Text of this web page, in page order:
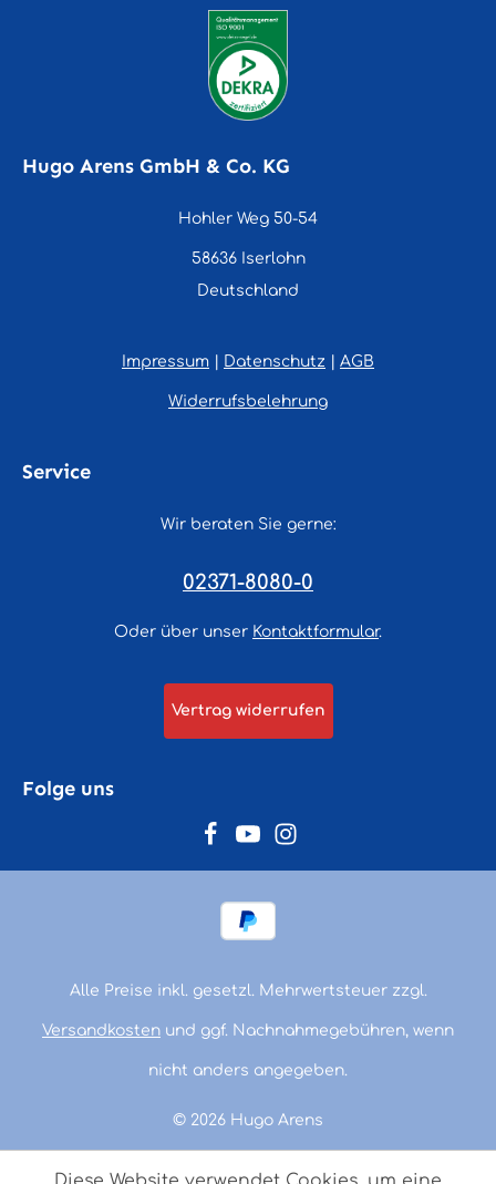
Hugo Arens GmbH & Co. KG
Hohler Weg 50-54
58636 Iserlohn
Deutschland
Impressum Datenschutz AGB
Widerrufsbelehrung
Service
Wir beraten Sie gerne:
02371-8080-0
Oder über unser Kontaktformular.
Vertrag widerrufen
Folge uns
© 2026 Hugo Arens
Alle Preise inkl. gesetzl. Mehrwertsteuer zzgl.
Versandkosten und ggf. Nachnahmegebühren, wenn
nicht anders angegeben.